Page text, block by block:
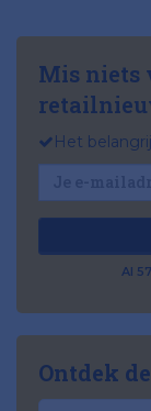
Mis niets
Het
Al
Ontdek